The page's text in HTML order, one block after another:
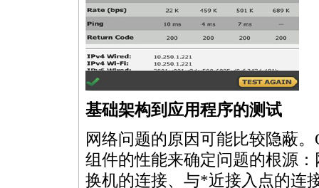
基础架构到应用程序的测试
网络问题的原因可能比较隐蔽
组件的性能来确定问题的根源
换机的连接、与*近接入点的连